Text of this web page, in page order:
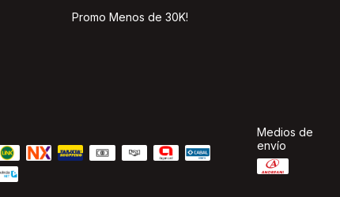
Promo Menos de 30K!
Medios de
envío